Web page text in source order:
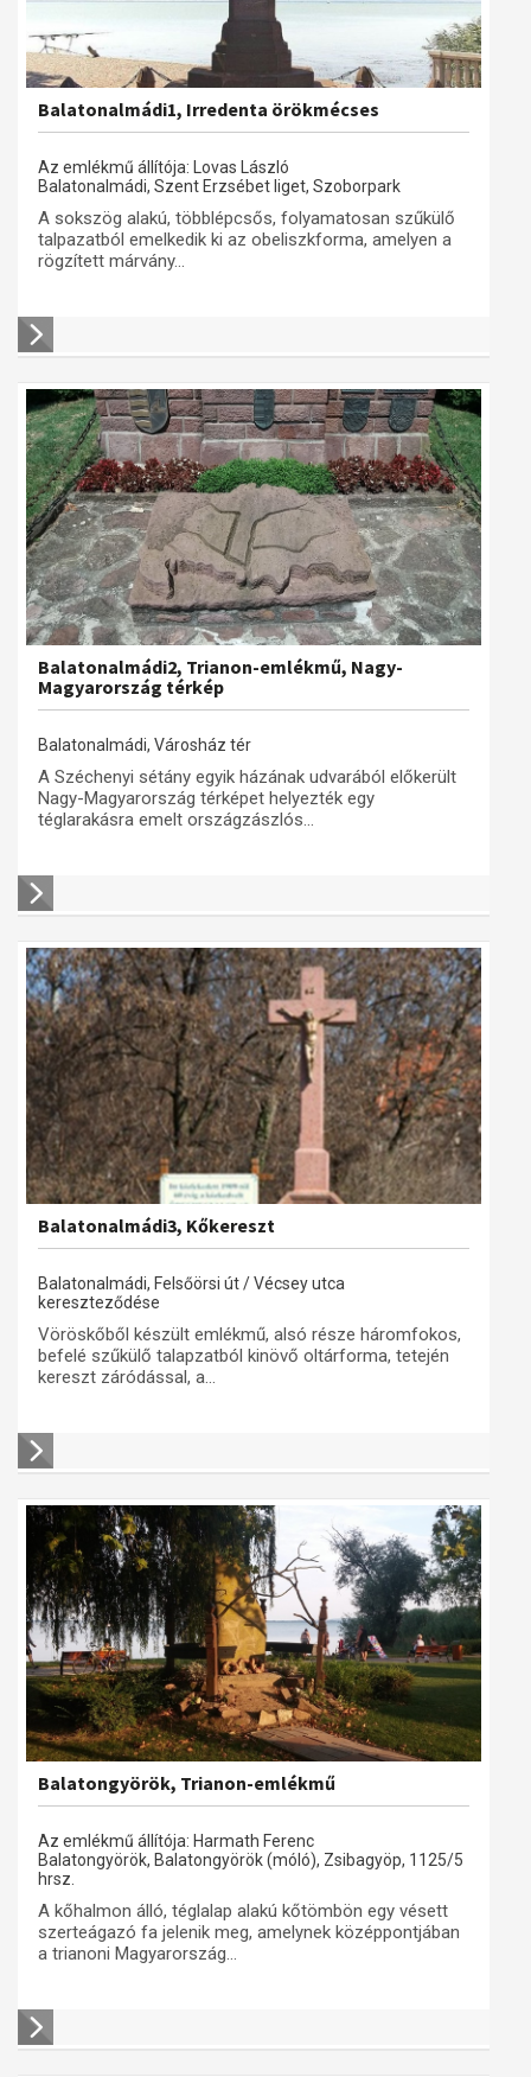
Balatonalmádi1, Irredenta örökmécses
Az emlékmű állítója: Lovas László
Balatonalmádi, Szent Erzsébet liget, Szoborpark
A sokszög alakú, többlépcsős, folyamatosan szűkülő
talpazatból emelkedik ki az obeliszkforma, amelyen a
rögzített márvány...
Balatonalmádi2, Trianon-emlékmű, Nagy-
Magyarország térkép
Balatonalmádi, Városház tér
A Széchenyi sétány egyik házának udvarából előkerült
Nagy-Magyarország térképet helyezték egy
téglarakásra emelt országzászlós...
Balatonalmádi3, Kőkereszt
Balatonalmádi, Felsőörsi út / Vécsey utca
kereszteződése
Vöröskőből készült emlékmű, alsó része háromfokos,
befelé szűkülő talapzatból kinövő oltárforma, tetején
kereszt záródással, a...
Balatongyörök, Trianon-emlékmű
Az emlékmű állítója: Harmath Ferenc
Balatongyörök, Balatongyörök (móló), Zsibagyöp, 1125/5
hrsz.
A kőhalmon álló, téglalap alakú kőtömbön egy vésett
szerteágazó fa jelenik meg, amelynek középpontjában
a trianoni Magyarország...